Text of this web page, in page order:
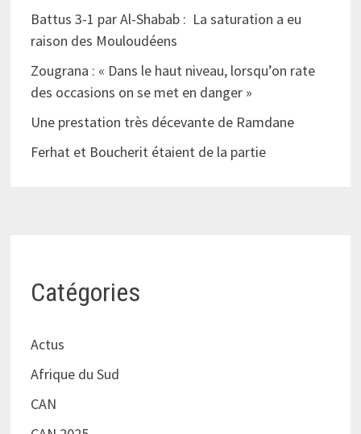
Battus 3-1 par Al-Shabab : La saturation a eu
raison des Mouloudéens
Zougrana : « Dans le haut niveau, lorsqu’on rate
des occasions on se met en danger »
Une prestation très décevante de Ramdane
Ferhat et Boucherit étaient de la partie
Catégories
Actus
Afrique du Sud
CAN